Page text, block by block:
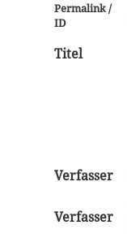
Permalink /
ID
Titel
Verfasser
Verfasser